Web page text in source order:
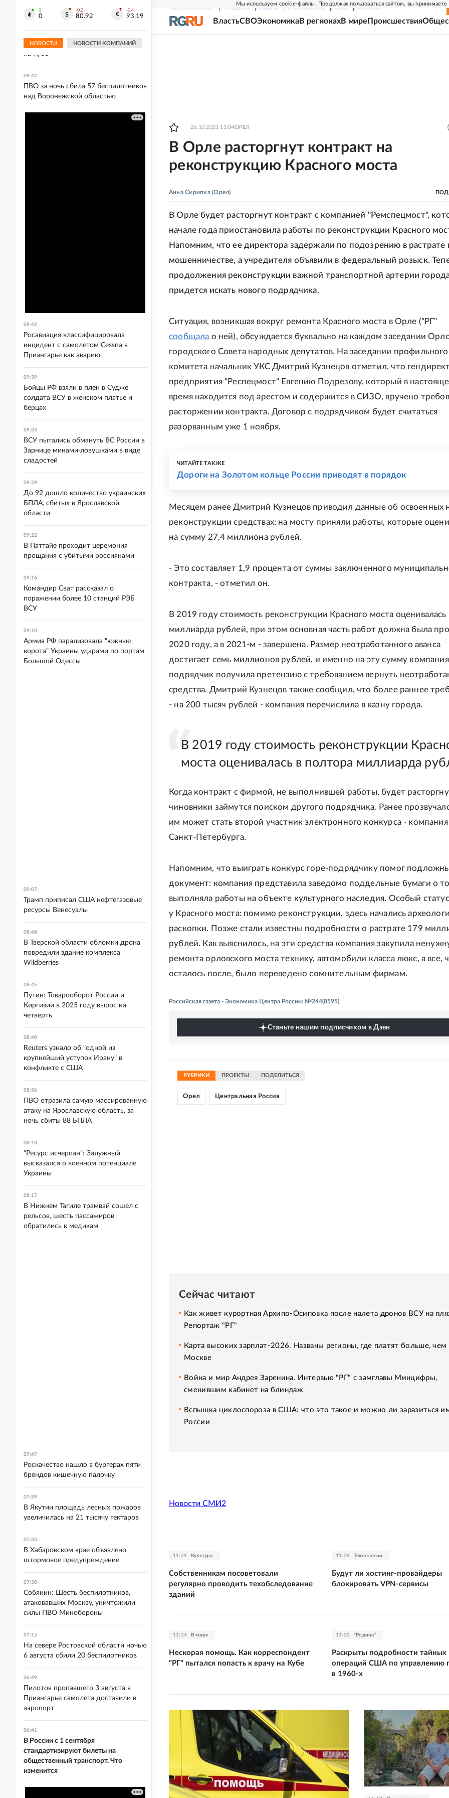
Мы используем cookie-файлы. Продолжая пользоваться сайтом, вы принимаете
СВЕЖИЙ НОМЕР РГ-НЕДЕЛЯ РОДИНА ПРИЛОЖЕНИЯ СОЮЗ НОВОСТИ
ВластьСВОЭкономикаВ регионахВ мире Происшествия
26.10.2021 11:04ОРЕЛ
В Орле расторгнут контракт на
реконструкцию Красного моста
Анна Скрипка(Орел)
В Орле будет расторгнут контракт с компанией "Ремспецмост",
начале года приостановила работы по реконструкции Красного
Напомним, что ее директора задержали по подозрению в растрате
мошенничестве, а учредителя объявили в федеральный розыск.
продолжения реконструкции важной транспортной артерии
придется искать нового подрядчика.
Ситуация, возникшая вокруг ремонта Красного моста в Орле ("РГ"
сообщала о ней), обсуждается буквально на каждом заседании
городского Совета народных депутатов. На заседании профильного
комитета начальник УКС Дмитрий Кузнецов отметил, что
предприятия "Респецмост" Евгению Подрезову, который в
время находится под арестом и содержится в СИЗО, вручено
расторжении контракта. Договор с подрядчиком будет считаться
разорванным уже 1 ноября.
ЧИТАЙТЕ ТАКЖЕ
Дороги на Золотом кольце России приводят в порядок
Месяцем ранее Дмитрий Кузнецов приводил данные об освоенных
реконструкции средствах: на мосту приняли работы, которые
на сумму 27,4 миллиона рублей.
- Это составляет 1,9 процента от суммы заключенного
контракта, - отметил он.
В 2019 году стоимость реконструкции Красного моста оценивалась
миллиарда рублей, при этом основная часть работ должна была
2020 году, а в 2021-м - завершена. Размер неотработанного аванса
достигает семь миллионов рублей, и именно на эту сумму
подрядчик получила претензию с требованием вернуть
средства. Дмитрий Кузнецов также сообщил, что более раннее
- на 200 тысяч рублей - компания перечислила в казну города.
В 2019 году стоимость реконструкции
моста оценивалась в полтора миллиарда
Когда контракт с фирмой, не выполнившей работы, будет
чиновники займутся поиском другого подрядчика. Ранее
им может стать второй участник электронного конкурса - компания
Санкт-Петербурга.
Напомним, что выиграть конкурс горе-подрядчику помог
документ: компания представила заведомо поддельные бумаги о
выполняла работы на объекте культурного наследия. Особый
у Красного моста: помимо реконструкции, здесь начались
раскопки. Позже стали известны подробности о растрате 179
рублей. Как выяснилось, на эти средства компания закупила
ремонта орловского моста технику, автомобили класса люкс, а все,
осталось после, было переведено сомнительным фирмам.
Российская газета - Экономика Центра России: №244(8595)
Станьте нашим подписчиком в Дзен
РУБРИКИ ПРОЕКТЫ ПОДЕЛИТЬСЯ
Орел Центральная Россия
Сейчас читают
Как живет курортная Архипо-Осиповка после налета дронов ВСУ на
Репортаж "РГ"
Карта высоких зарплат-2026. Названы регионы, где платят больше, чем
Москве
Война и мир Андрея Заренина. Интервью "РГ" с замглавы Минцифры,
сменившим кабинет на блиндаж
Вспышка циклоспороза в США: что это такое и можно ли заразиться
России
Новости СМИ2
11:29 Культура
Собственникам посоветовали
регулярно проводить техобследование
зданий
11:28 Технологии
Будут ли хостинг-провайдеры
блокировать VPN-сервисы
11:24 В мире
Нескорая помощь. Как корреспондент
"РГ" пытался попасть к врачу на Кубе
11:22 "Родина"
Раскрыты подробности тайных
операций США по управлению
в 1960-х
0
0
-0.2
80.92
-0.4
93.19
НОВОСТИ НОВОСТИ КОМПАНИЙ
оперативную группу по смене власти
на Кубе
09:42
ПВО за ночь сбила 57 беспилотников
над Воронежской областью
09:42
Росавиация классифицировала
инцидент с самолетом Cessna в
Приангарье как аварию
09:39
Бойцы РФ взяли в плен в Судже
солдата ВСУ в женском платье и
берцах
09:33
ВСУ пытались обмануть ВС России в
Зарнице минами-ловушками в виде
сладостей
09:29
До 92 дошло количество украинских
БПЛА, сбитых в Ярославской
области
09:22
В Паттайе проходит церемония
прощания с убитыми россиянами
09:16
Командир Сват рассказал о
поражении более 10 станций РЭБ
ВСУ
09:10
Армия РФ парализовала "южные
ворота" Украины ударами по портам
Большой Одессы
09:07
Трамп приписал США нефтегазовые
ресурсы Венесуэлы
08:48
В Тверской области обломки дрона
повредили здание комплекса
Wildberries
08:45
Путин: Товарооборот России и
Киргизии в 2025 году вырос на
четверть
08:40
Reuters узнало об "одной из
крупнейший уступок Ирану" в
конфликте с США
08:36
ПВО отразила самую массированную
атаку на Ярославскую область, за
ночь сбиты 88 БПЛА
08:18
"Ресурс исчерпан": Залужный
высказался о военном потенциале
Украины
08:17
В Нижнем Тагиле трамвай сошел с
рельсов, шесть пассажиров
обратились к медикам
07:47
Роскачество нашло в бургерах пяти
брендов кишечную палочку
07:39
В Якутии площадь лесных пожаров
увеличилась на 21 тысячу гектаров
07:33
В Хабаровском крае объявлено
штормовое предупреждение
07:30
Собянин: Шесть беспилотников,
атаковавших Москву, уничтожили
силы ПВО Минобороны
07:15
На севере Ростовской области ночью
6 августа сбили 20 беспилотников
06:49
Пилотов пропавшего 3 августа в
Приангарье самолета доставили в
аэропорт
06:41
В России с 1 сентября
стандартизируют билеты на
общественный транспорт. Что
изменится